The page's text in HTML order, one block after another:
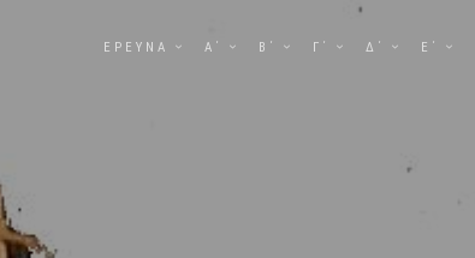
ΕΡΕΥΝΑ Α΄ Β΄ Γ΄ Δ΄ Ε΄